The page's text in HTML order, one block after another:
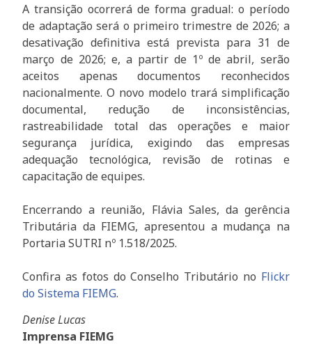
A transição ocorrerá de forma gradual: o período
de adaptação será o primeiro trimestre de 2026; a
desativação definitiva está prevista para 31 de
março de 2026; e, a partir de 1º de abril, serão
aceitos apenas documentos reconhecidos
nacionalmente. O novo modelo trará simplificação
documental, redução de inconsistências,
rastreabilidade total das operações e maior
segurança jurídica, exigindo das empresas
adequação tecnológica, revisão de rotinas e
capacitação de equipes.
Encerrando a reunião, Flávia Sales, da gerência
Tributária da FIEMG, apresentou a mudança na
Portaria SUTRI nº 1.518/2025.
Confira as fotos do Conselho Tributário no Flickr
do Sistema FIEMG.
Denise Lucas
Imprensa FIEMG